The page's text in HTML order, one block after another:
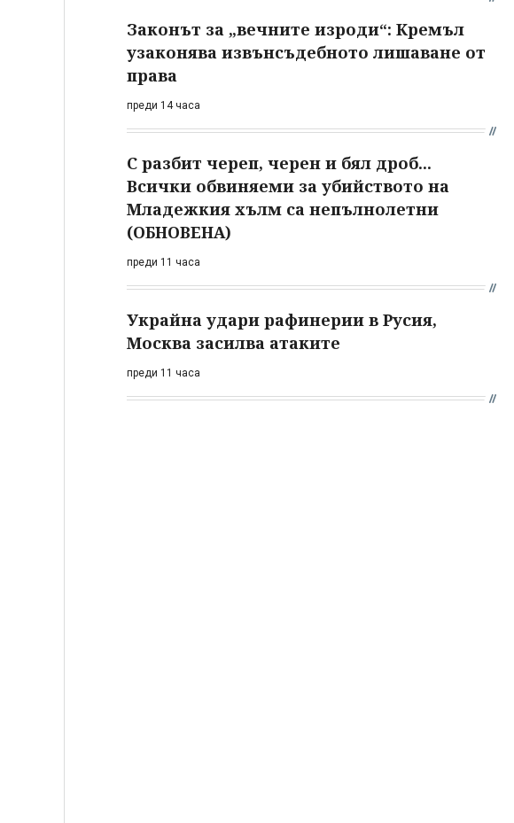
Законът за „вечните изроди“: Кремъл
узаконява извънсъдебното лишаване от
права
преди 14 часа
С разбит череп, черен и бял дроб...
Всички обвиняеми за убийството на
Младежкия хълм са непълнолетни
(ОБНОВЕНА)
преди 11 часа
Украйна удари рафинерии в Русия,
Москва засилва атаките
преди 11 часа